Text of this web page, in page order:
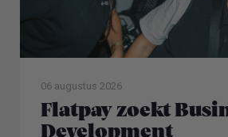
06 augustus 2026
Flatpay zoekt
Development